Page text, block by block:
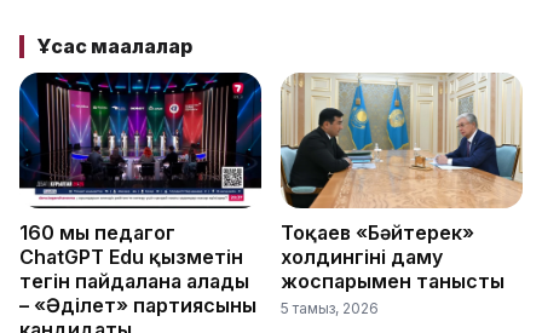
Ұқсас мақалалар
160 мың педагог
ChatGPT Edu қызметін
тегін пайдалана алады
– «Әділет» партиясының
Тоқаев «Бәйтерек»
холдингінің даму
жоспарымен танысты
5 тамыз, 2026